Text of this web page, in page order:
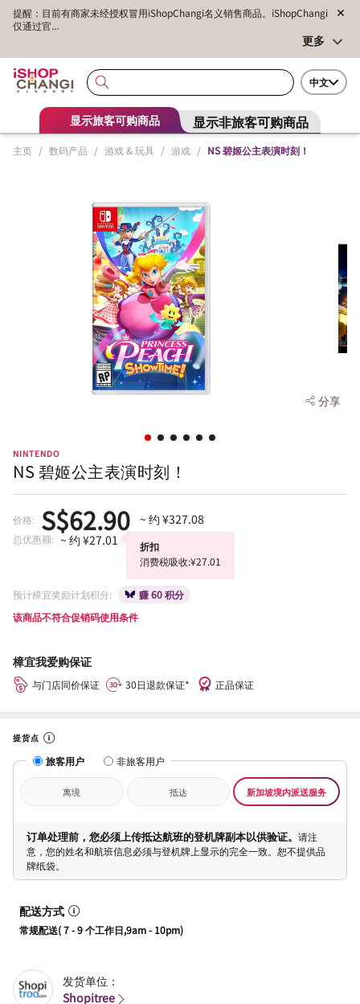
提醒：目前有商家未经授权冒用iShopChangi名义销售商品。iShopChangi
仅通过官...
更多
中文
显示旅客可购商品 显示非旅客可购商品
主页 / 数码产品 / 游戏 & 玩具 / 游戏 / NS 碧姬公主表演时刻！
分享
NINTENDO
NS 碧姬公主表演时刻！
价格: S$62.90 ~ 约 ¥327.08
总优惠额: ~ 约 ¥27.01
折扣
消费税吸收:¥27.01
预计樟宜奖励计划积分:
赚 60 积分
该商品不符合促销码使用条件
樟宜我爱购保证
与门店同价保证 30日退款保证* 正品保证
提货点
旅客用户 非旅客用户
离境 抵达 新加坡境内派送服务
订单处理前，您必须上传抵达航班的登机牌副本以供验证。 请注
意，您的姓名和航班信息必须与登机牌上显示的完全一致。恕不提供品
牌纸袋。
配送方式
常规配送( 7 - 9 个工作日,9am - 10pm)
发货单位：
Shopitree